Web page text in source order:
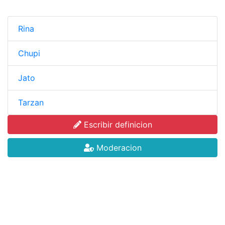
Rina
Chupi
Jato
Tarzan
Escribir definicion
Moderacion